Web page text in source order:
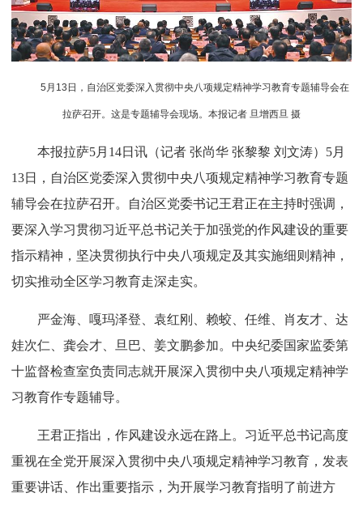
5月13日，自治区党委深入贯彻中央八项规定精神学习教育专题辅导会在
拉萨召开。这是专题辅导会现场。本报记者 旦增西旦 摄
本报拉萨5月14日讯（记者 张尚华 张黎黎 刘文涛）5月
13日，自治区党委深入贯彻中央八项规定精神学习教育专题
辅导会在拉萨召开。自治区党委书记王君正在主持时强调，
要深入学习贯彻习近平总书记关于加强党的作风建设的重要
指示精神，坚决贯彻执行中央八项规定及其实施细则精神，
切实推动全区学习教育走深走实。
严金海、嘎玛泽登、袁红刚、赖蛟、任维、肖友才、达
娃次仁、龚会才、旦巴、姜文鹏参加。中央纪委国家监委第
十监督检查室负责同志就开展深入贯彻中央八项规定精神学
习教育作专题辅导。
王君正指出，作风建设永远在路上。习近平总书记高度
重视在全党开展深入贯彻中央八项规定精神学习教育，发表
重要讲话、作出重要指示，为开展学习教育指明了前进方